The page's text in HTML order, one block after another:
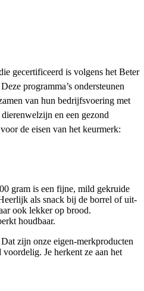
gecertificeerd is volgens het Beter
programma’s ondersteunen
van hun bedrijfsvoering met
en een gezond
de eisen van het keurmerk:
gram is een fijne, mild gekruide
als snack bij de borrel of uit-
ook lekker op brood.
houdbaar.
zijn onze eigen-merkproducten
Je herkent ze aan het